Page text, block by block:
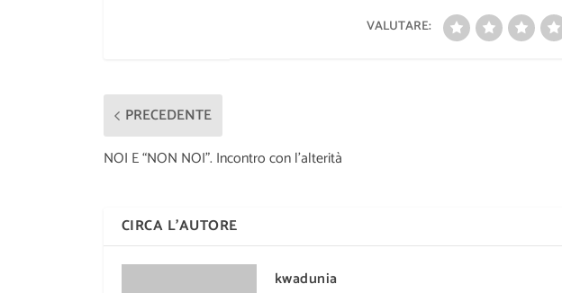
VALUTARE:
PRECEDENTE
NOI E “NON NOI”. Incontro con l’alterità
CIRCA L'AUTORE
kwadunia